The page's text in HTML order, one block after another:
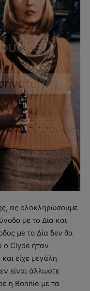
ας ολοκληρώσουμε
με το Δία και
με το Δία δεν θα
ο Clyde ήταν
και είχε μεγάλη
είναι άλλωστε
η Bonnie με τα